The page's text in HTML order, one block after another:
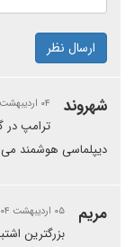
ارسال نظر
شهروند ۰۴ اردیبهشت ۱۴۰۴ | ۱۶:۰۴
ترامپ در
دیپلماسی هوشمند
مریم ۰۵ اردیبهشت ۱۴۰۴ | ۰۰:۰۸
بزرگترین